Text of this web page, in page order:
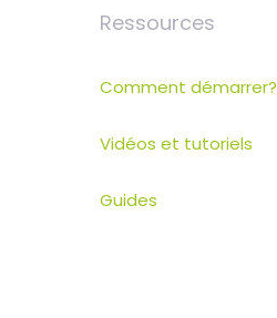
Ressources
Comment démarrer?
Vidéos et tutoriels
Guides